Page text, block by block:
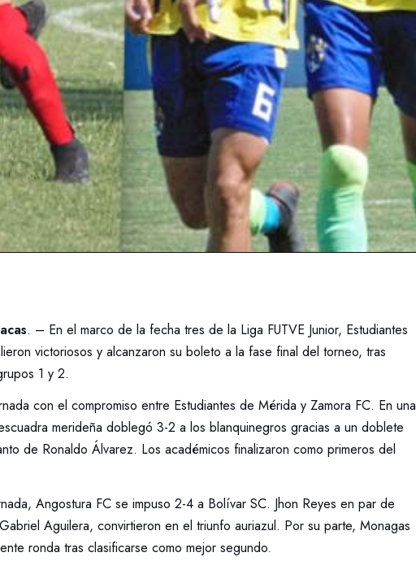
. – En el marco de la fecha tres de la Liga FUTVE Junior, Estudiantes
victoriosos y alcanzaron su boleto a la fase final del torneo, tras
1 y 2.
con el compromiso entre Estudiantes de Mérida y Zamora FC. En una
merideña doblegó 3-2 a los blanquinegros gracias a un doblete
de Ronaldo Álvarez. Los académicos finalizaron como primeros del
Angostura FC se impuso 2-4 a Bolívar SC. Jhon Reyes en par de
Aguilera, convirtieron en el triunfo auriazul. Por su parte, Monagas
ronda tras clasificarse como mejor segundo.